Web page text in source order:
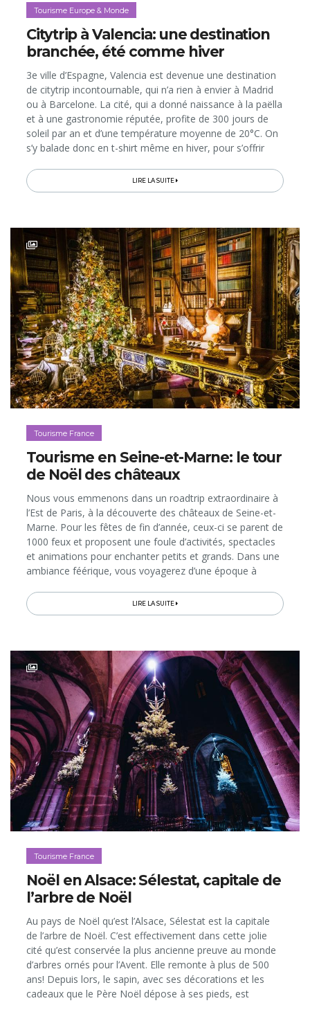
Tourisme Europe & Monde
Citytrip à Valencia: une destination
branchée, été comme hiver
3e ville d’Espagne, Valencia est devenue une destination
de citytrip incontournable, qui n’a rien à envier à Madrid
ou à Barcelone. La cité, qui a donné naissance à la paëlla
et à une gastronomie réputée, profite de 300 jours de
soleil par an et d’une température moyenne de 20°C. On
s’y balade donc en t-shirt même en hiver, pour s’offrir
LIRE LA SUITE
Tourisme France
Tourisme en Seine-et-Marne: le tour
de Noël des châteaux
Nous vous emmenons dans un roadtrip extraordinaire à
l’Est de Paris, à la découverte des châteaux de Seine-et-
Marne. Pour les fêtes de fin d’année, ceux-ci se parent de
1000 feux et proposent une foule d’activités, spectacles
et animations pour enchanter petits et grands. Dans une
ambiance féérique, vous voyagerez d’une époque à
LIRE LA SUITE
Tourisme France
Noël en Alsace: Sélestat, capitale de
l’arbre de Noël
Au pays de Noël qu’est l’Alsace, Sélestat est la capitale
de l’arbre de Noël. C’est effectivement dans cette jolie
cité qu’est conservée la plus ancienne preuve au monde
d’arbres ornés pour l’Avent. Elle remonte à plus de 500
ans! Depuis lors, le sapin, avec ses décorations et les
cadeaux que le Père Noël dépose à ses pieds, est